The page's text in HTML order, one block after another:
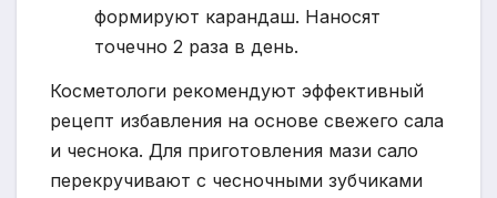
формируют карандаш. Наносят
точечно 2 раза в день.
Косметологи рекомендуют эффективный
рецепт избавления на основе свежего сала
и чеснока. Для приготовления мази сало
перекручивают с чесночными зубчиками